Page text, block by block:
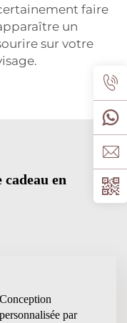
faire
un
sur votre
en
Conception
personnalisée par